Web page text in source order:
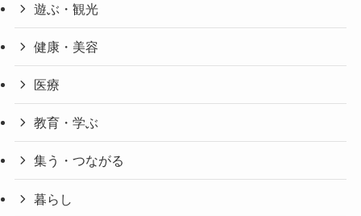
遊ぶ・観光
健康・美容
医療
教育・学ぶ
集う・つながる
暮らし